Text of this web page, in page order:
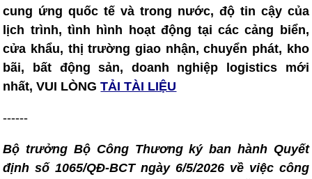
cung ứng quốc tế và trong nước, độ tin cậy của
lịch trình, tình hình hoạt động tại các cảng biển,
cửa khẩu, thị trường giao nhận, chuyển phát, kho
bãi, bất động sản, doanh nghiệp logistics mới
nhất, VUI LÒNG TẢI TÀI LIỆU
------
Bộ trưởng Bộ Công Thương ký ban hành Quyết
định số 1065/QĐ-BCT ngày 6/5/2026 về việc công